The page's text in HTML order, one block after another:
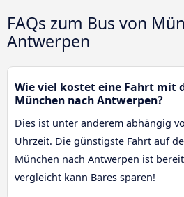
FAQs zum Bus von
Antwerpen
Wie viel kostet eine Fahrt mit
München nach Antwerpen?
Dies ist unter anderem abhängig
Uhrzeit. Die günstigste Fahrt auf
München nach Antwerpen ist
vergleicht kann Bares sparen!